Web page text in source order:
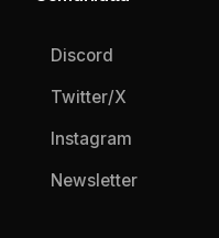
Discord
Twitter/X
Instagram
Newsletter